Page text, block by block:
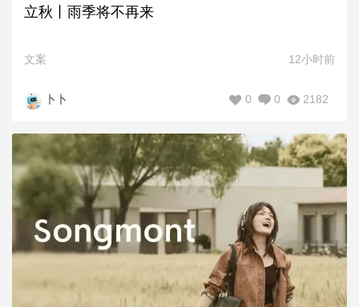
立秋丨雨季将不再来
文案 12小时前
卜卜 2182
0
0